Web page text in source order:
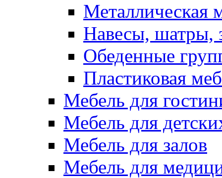
Металлическая
Навесы, шатры,
Обеденные
Пластиковая
Мебель для
Мебель для
Мебель для залов
Мебель для